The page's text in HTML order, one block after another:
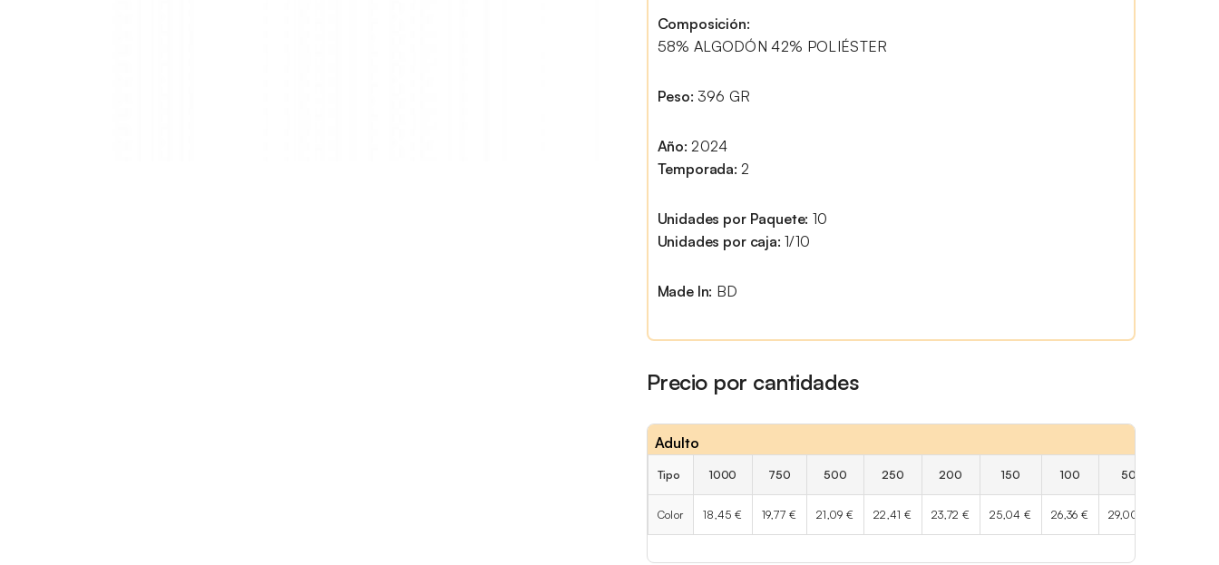
Composición:
58% ALGODÓN 42% POLIÉSTER
Peso: 396 GR
Año: 2024
Temporada: 2
Unidades por Paquete: 10
Unidades por caja: 1/10
Made In: BD
Precio por cantidades
Adulto
Tipo 1000 750 500 250 200 150 100 50
Color 18,45 € 19,77 € 21,09 € 22,41 € 23,72 € 25,04 € 26,36 € 29,00 €